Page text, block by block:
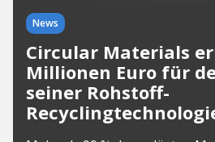
News
Circular Materials
Millionen Euro für
seiner Rohstoff-